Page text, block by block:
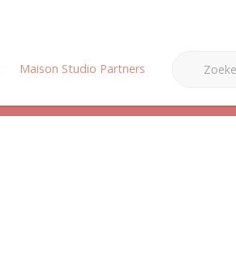
Maison Studio Partners Onze Merken